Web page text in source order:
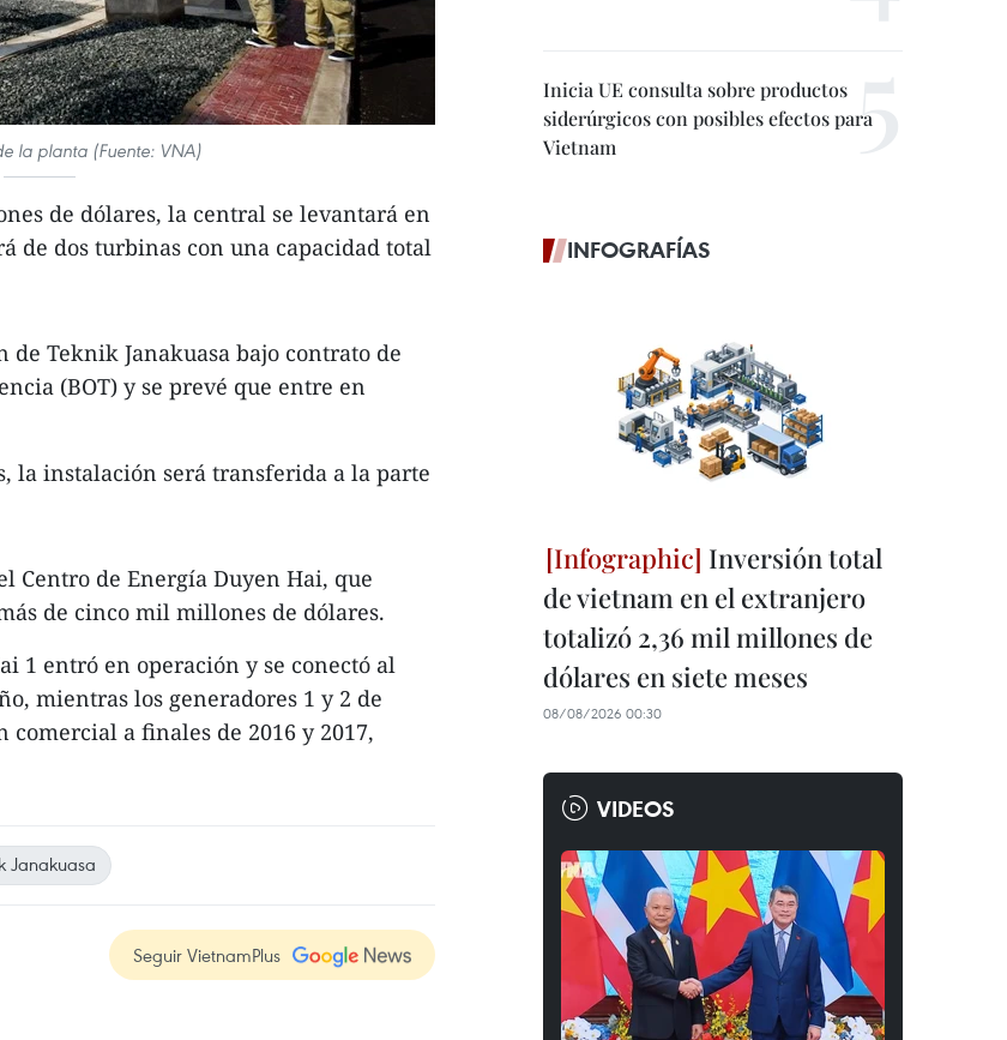
la planta (Fuente: VNA)
de dólares, la central se levantará en
de dos turbinas con una capacidad total
Teknik Janakuasa bajo contrato de
(BOT) y se prevé que entre en
la instalación será transferida a la parte
Centro de Energía Duyen Hai, que
de cinco mil millones de dólares.
1 entró en operación y se conectó al
mientras los generadores 1 y 2 de
a finales de 2016 y 2017,
Janakuasa
Seguir VietnamPlus
Inicia UE consulta sobre productos
siderúrgicos con posibles efectos para
Vietnam
INFOGRAFÍAS
Inversión total
de vietnam en el extranjero
totalizó 2,36 mil millones de
dólares en siete meses
08/08/2026 00:30
VIDEOS